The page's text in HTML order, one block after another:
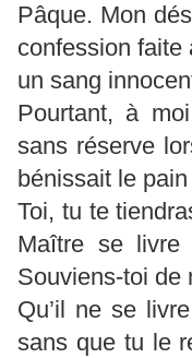
Pâque. Mon
confession faite
un sang
Pourtant, à
sans réserve
bénissait le
Toi, tu te
Maître se livre
Souviens-toi de
Qu’il ne se
sans que tu le